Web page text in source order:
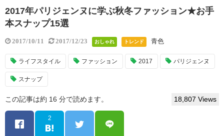
2017年パリジェンヌに学ぶ秋冬ファッション★お手
本スナップ15選
2017/10/11 2017/12/23 おしゃれ トレンド 青色
ライフスタイル ファッション 2017 パリジェンヌ
スナップ
この記事は約 16 分で読めます。 18,807 Views
2